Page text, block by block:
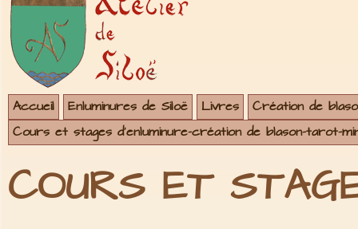
Accueil Enluminures de Siloë Livres
Création de
Cours et stages d'enluminure-création de blason-tarot-
COURS ET